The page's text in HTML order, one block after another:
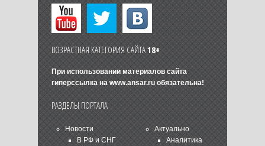
ВОЗРАСТНАЯ КАТЕГОРИЯ САЙТА18+
При использовании материалов сайта
гиперссылка на www.ansar.ruобязательна!
РАЗДЕЛЫ ПОРТАЛА
Новости
В РФ и СНГ
Актуально
Аналитика